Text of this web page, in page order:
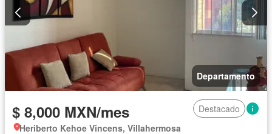
Departamento
$ 8,000 MXN/mes
Destacado
Heriberto Kehoe Vincens, Villahermosa